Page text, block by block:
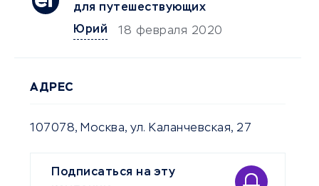
для путешествующих
Юрий
18 февраля 2020
АДРЕС
107078, Москва, ул. Каланчевская, 27
Подписаться на эту